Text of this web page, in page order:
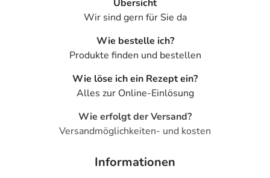
Übersicht
Wir sind gern für Sie da
Wie bestelle ich?
Produkte finden und bestellen
Wie löse ich ein Rezept ein?
Alles zur Online-Einlösung
Wie erfolgt der Versand?
Versandmöglichkeiten- und kosten
Informationen